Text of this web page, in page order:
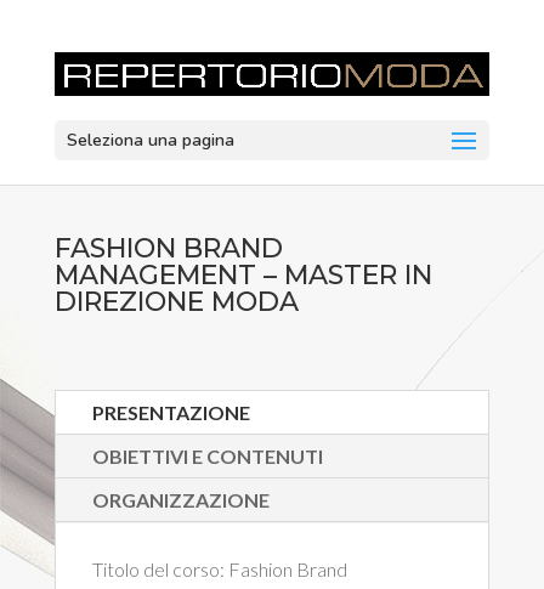
Seleziona una pagina
FASHION BRAND
MANAGEMENT – MASTER IN
DIREZIONE MODA
PRESENTAZIONE
OBIETTIVI E CONTENUTI
ORGANIZZAZIONE
Titolo del corso: Fashion Brand